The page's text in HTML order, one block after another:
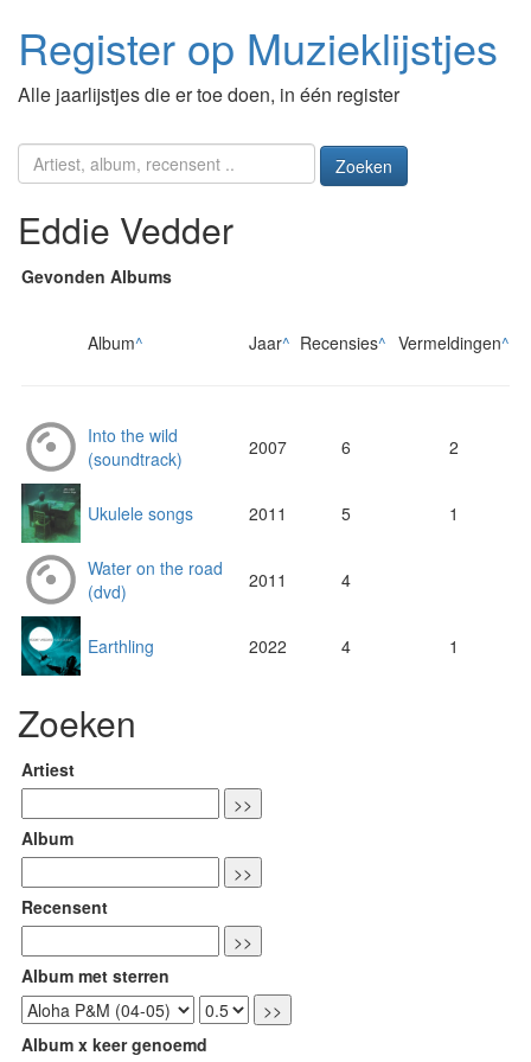
Register op Muzieklijstjes
Alle jaarlijstjes die er toe doen, in één register
Zoeken
Eddie Vedder
Gevonden Albums
Album^ Jaar^ Recensies^ Vermeldingen^
Into the wild
(soundtrack)
2007 6 2
Ukulele songs 2011 5 1
Water on the road
(dvd)
2011 4
Earthling 2022 4 1
Zoeken
Artiest
Album
Recensent
Album met sterren
Album x keer genoemd